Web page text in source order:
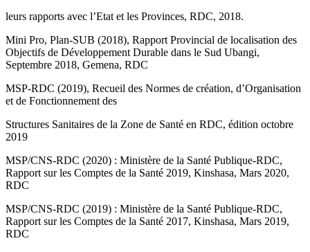
leurs rapports avec l’Etat et les Provinces, RDC, 2018.
Mini Pro, Plan-SUB (2018), Rapport Provincial de localisation des
Objectifs de Développement Durable dans le Sud Ubangi,
Septembre 2018, Gemena, RDC
MSP-RDC (2019), Recueil des Normes de création, d’Organisation
et de Fonctionnement des
Structures Sanitaires de la Zone de Santé en RDC, édition octobre
2019
MSP/CNS-RDC (2020) : Ministère de la Santé Publique-RDC,
Rapport sur les Comptes de la Santé 2019, Kinshasa, Mars 2020,
RDC
MSP/CNS-RDC (2019) : Ministère de la Santé Publique-RDC,
Rapport sur les Comptes de la Santé 2017, Kinshasa, Mars 2019,
RDC